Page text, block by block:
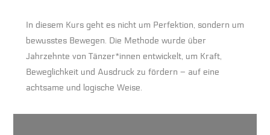
In diesem Kurs geht es nicht um Perfektion, sondern um
bewusstes Bewegen. Die Methode wurde über
Jahrzehnte von Tänzer*innen entwickelt, um Kraft,
Beweglichkeit und Ausdruck zu fördern – auf eine
achtsame und logische Weise.